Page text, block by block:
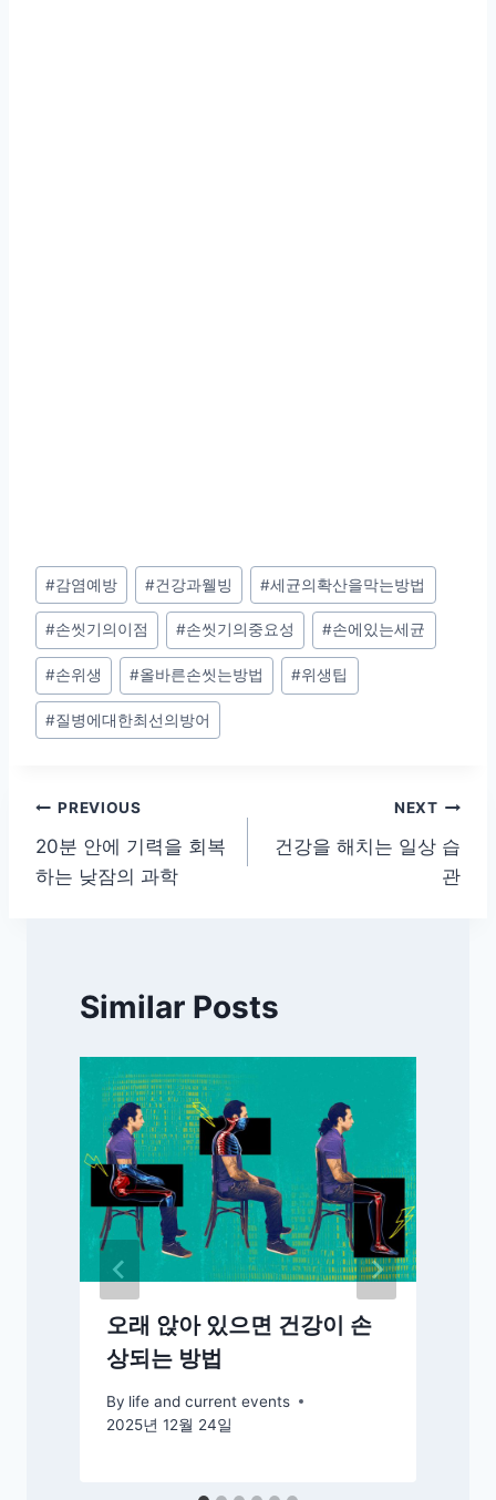
Post
Tags:
#감염예방 #건강과웰빙 #세균의확산을막는방법
#손씻기의이점 #손씻기의중요성 #손에있는세균
#손위생 #올바른손씻는방법 #위생팁
#질병에대한최선의방어
글
탐
PREVIOUS
20분 안에 기력을 회복
하는 낮잠의 과학
NEXT
건강을 해치는 일상 습
관
Similar Posts
오래 앉아 있으면 건강이 손
상되는 방법
By life and current events
2025년 12월 24일